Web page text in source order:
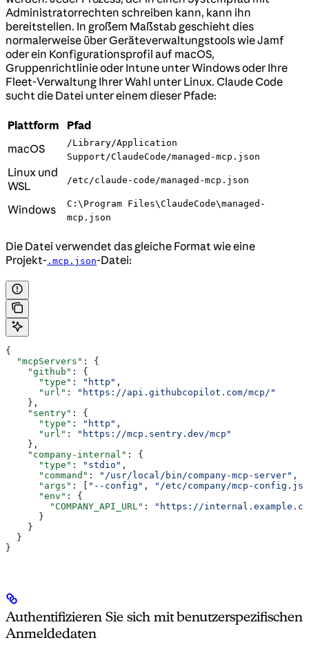
Administratorrechten schreiben kann, kann ihn
bereitstellen. In großem Maßstab geschieht dies
normalerweise über Geräteverwaltungstools wie Jamf
oder ein Konfigurationsprofil auf macOS,
Gruppenrichtlinie oder Intune unter Windows oder Ihre
Fleet-Verwaltung Ihrer Wahl unter Linux. Claude Code
sucht die Datei unter einem dieser Pfade:
Plattform
Pfad
macOS
/Library/Application
Support/ClaudeCode/managed-mcp.json
Linux und
WSL
/etc/claude-code/managed-mcp.json
Windows
C:\Program Files\ClaudeCode\managed-
mcp.json
Die Datei verwendet das gleiche Format wie eine
Projekt- .mcp.json-Datei:
{
  "mcpServers"
: {
    "github"
: {
      "type"
: "http" ,
      "url"
:
"https://api.githubcopilot.com/mcp/"
    },
    "sentry"
: {
      "type"
: "http" ,
      "url"
:
"https://mcp.sentry.dev/mcp"
    },
    "company-internal"
: {
      "type"
: "stdio" ,
      "command"
: "/usr/local/bin/company-mcp-server" ,
      "args"
: [ "--config" ,
"/etc/company/mcp-
      "env"
: {
        "COMPANY_API_URL"
:
"https://
      }
    }
  }
}
Authentifizieren Sie sich mit benutzerspezifischen
Anmeldedaten